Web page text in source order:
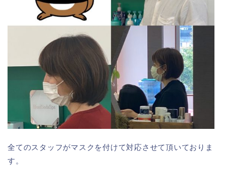
全てのスタッフがマスクを付けて対応させて頂いておりま
す。